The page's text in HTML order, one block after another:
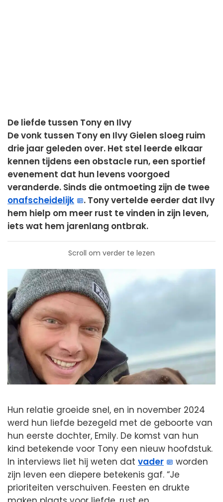
De liefde tussen Tony en Ilvy
De vonk tussen Tony en Ilvy Gielen sloeg ruim
drie jaar geleden over. Het stel leerde elkaar
kennen tijdens een obstacle run, een sportief
evenement dat hun levens voorgoed
veranderde. Sinds die ontmoeting zijn de twee
onafscheidelijk
. Tony vertelde eerder dat Ilvy
hem hielp om meer rust te vinden in zijn leven,
iets wat hem jarenlang ontbrak.
Scroll om verder te lezen
Hun relatie groeide snel, en in november 2024
werd hun liefde bezegeld met de geboorte van
hun eerste dochter, Emily. De komst van hun
kind betekende voor Tony een nieuw hoofdstuk.
In interviews liet hij weten dat vader
worden
zijn leven een diepere betekenis gaf. “Je
prioriteiten verschuiven. Feesten en drukte